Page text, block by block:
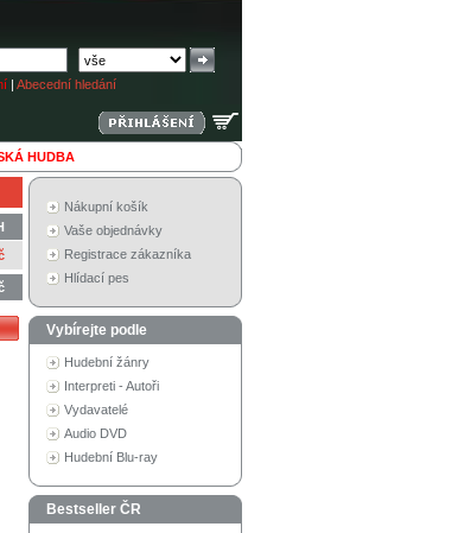
| Abecední hledání
HUDBA
Nákupní košík
Vaše objednávky
Registrace zákazníka
Hlídací pes
Vybírejte podle
Hudební žánry
Interpreti - Autoři
Vydavatelé
Audio DVD
Hudební Blu-ray
Bestseller ČR